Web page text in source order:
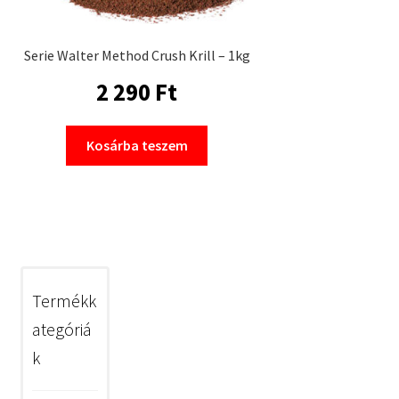
Serie Walter Method Crush Krill – 1kg
2 290 Ft
Kosárba teszem
Termékk
ategóriá
k